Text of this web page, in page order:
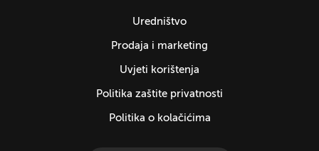
Uredništvo
Prodaja i marketing
Uvjeti korištenja
Politika zaštite privatnosti
Politika o kolačićima